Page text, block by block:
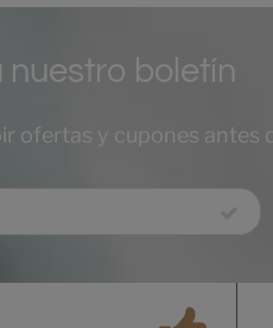
nuestro boletín
ofertas y cupones antes